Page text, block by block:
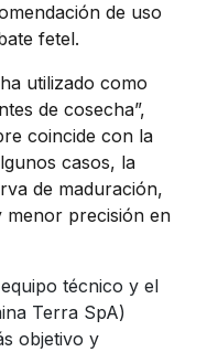
de uso
fetel.
utilizado como
de cosecha”,
coincide con la
casos, la
de maduración,
menor precisión en
técnico y el
Terra SpA)
objetivo y